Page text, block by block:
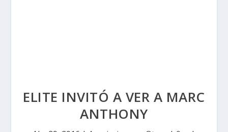
ELITE INVITÓ A VER A MARC
ANTHONY